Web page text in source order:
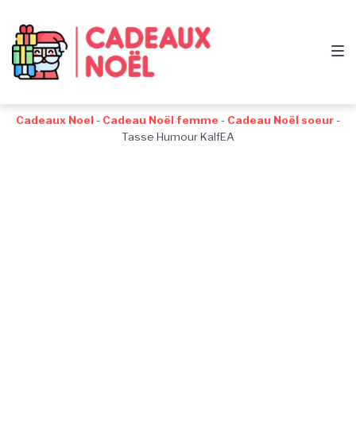
navigation
au
contenu
au
pied
de
Cadeaux Noel - Cadeau Noël femme - Cadeau Noël soeur -
Tasse Humour KalfEA